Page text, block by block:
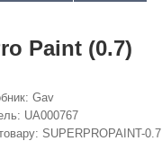
Paint (0.7)
Gav
UA000767
SUPERPROPAINT-0.7